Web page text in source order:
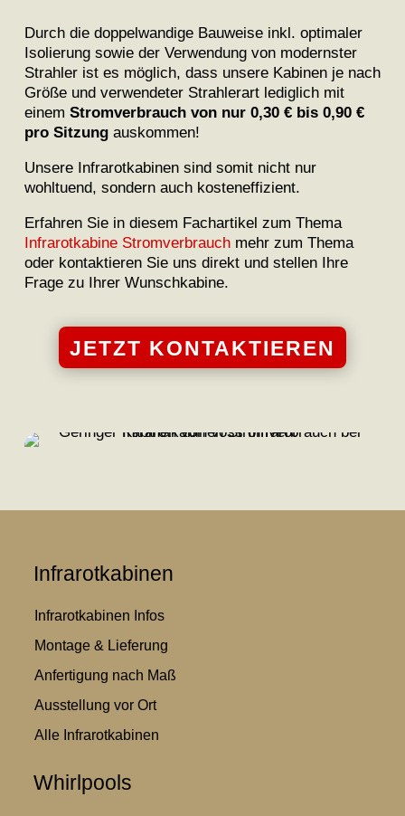
Durch die doppelwandige Bauweise inkl. optimaler
Isolierung sowie der Verwendung von modernster
Strahler ist es möglich, dass unsere Kabinen je nach
Größe und verwendeter Strahlerart lediglich mit
einem Stromverbrauch von nur 0,30 € bis 0,90 €
pro Sitzungauskommen!
Unsere Infrarotkabinen sind somit nicht nur
wohltuend, sondern auch kosteneffizient.
Erfahren Sie in diesem Fachartikel zum Thema
Infrarotkabine Stromverbrauchmehr zum Thema
oder kontaktieren Sie uns direkt und stellen Ihre
Frage zu Ihrer Wunschkabine.
JETZT KONTAKTIEREN
Infrarotkabinen
Infrarotkabinen Infos
Montage & Lieferung
Anfertigung nach Maß
Ausstellung vor Ort
Alle Infrarotkabinen
Whirlpools